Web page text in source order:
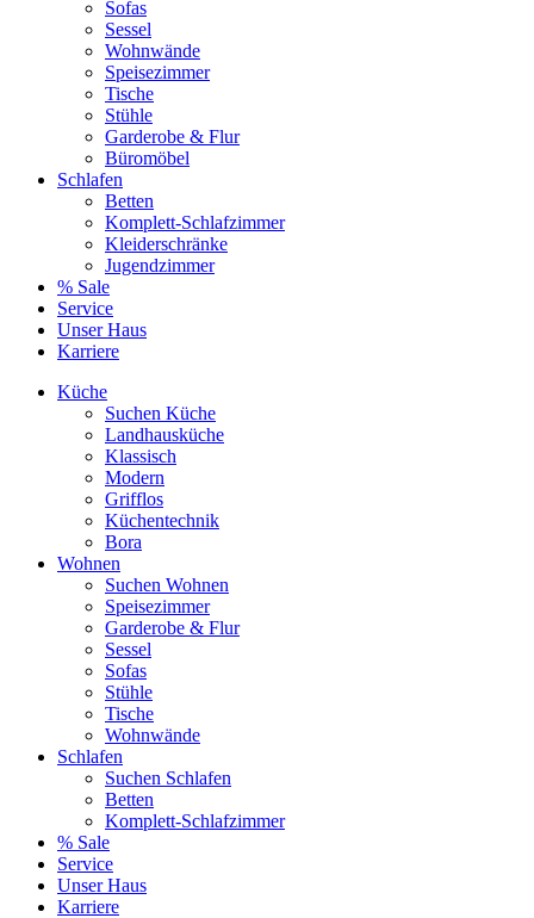
Sofas
Sessel
Wohnwände
Speisezimmer
Tische
Stühle
Garderobe & Flur
Büromöbel
Schlafen
Betten
Komplett-Schlafzimmer
Kleiderschränke
Jugendzimmer
% Sale
Service
Unser Haus
Karriere
Küche
Suchen Küche
Landhausküche
Klassisch
Modern
Grifflos
Küchentechnik
Bora
Wohnen
Suchen Wohnen
Speisezimmer
Garderobe & Flur
Sessel
Sofas
Stühle
Tische
Wohnwände
Schlafen
Suchen Schlafen
Betten
Komplett-Schlafzimmer
% Sale
Service
Unser Haus
Karriere